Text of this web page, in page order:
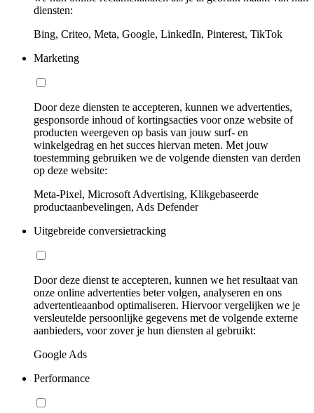
diensten:
Bing, Criteo, Meta, Google, LinkedIn, Pinterest, TikTok
Marketing
Door deze diensten te accepteren, kunnen we advertenties,
gesponsorde inhoud of kortingsacties voor onze website of
producten weergeven op basis van jouw surf- en
winkelgedrag en het succes hiervan meten. Met jouw
toestemming gebruiken we de volgende diensten van derden
op deze website:
Meta-Pixel, Microsoft Advertising, Klikgebaseerde
productaanbevelingen, Ads Defender
Uitgebreide conversietracking
Door deze dienst te accepteren, kunnen we het resultaat van
onze online advertenties beter volgen, analyseren en ons
advertentieaanbod optimaliseren. Hiervoor vergelijken we je
versleutelde persoonlijke gegevens met de volgende externe
aanbieders, voor zover je hun diensten al gebruikt:
Google Ads
Performance